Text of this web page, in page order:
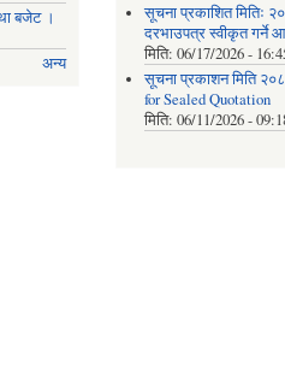
बजेट ।
अन्य
सूचना प्रकाशित मितिः
दरभाउपत्र स्वीकृत गर्ने
मिति: 06/17/2026 -
सूचना प्रकाशन मिति
for Sealed Quotation
मिति: 06/11/2026 -